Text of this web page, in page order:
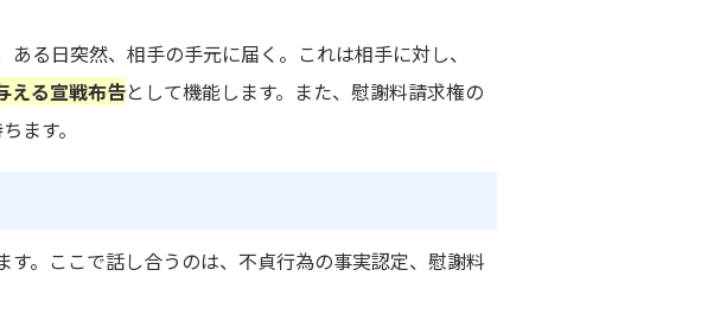
る日突然、相手の手元に届く。これは相手に対し、
える宣戦布告として機能します。また、慰謝料請求権の
ます。
。ここで話し合うのは、不貞行為の事実認定、慰謝料